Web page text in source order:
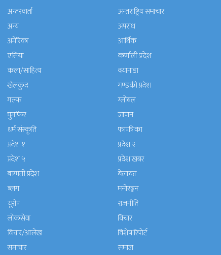
अन्तरवार्ता
अन्तराष्ट्रिय समाचार
अन्य
अपराध
अमेरिका
आर्थिक
एसिया
कर्णाली प्रदेश
कला/साहित्य
क्यानाडा
खेलकुद
गण्डकी प्रदेश
गल्फ
ग्लोबल
घुमफिर
जापान
धर्म संस्कृति
पत्रपत्रिका
प्रदेश १
प्रदेश २
प्रदेश ५
प्रदेश खबर
बाग्मती प्रदेश
बेलायत
ब्लग
मनाेरञ्जन
यूरोप
राजनीति
लोकसेवा
विचार
विचार/आलेख
विशेष रिपोर्ट
समाचार
समाज